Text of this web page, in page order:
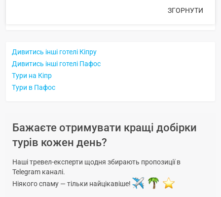
ЗГОРНУТИ
Дивитись інші готелі Кіпру
Дивитись інші готелі Пафос
Тури на Кіпр
Тури в Пафос
Бажаєте отримувати кращі добірки
турів кожен день?
Наші тревел-експерти щодня збирають пропозиції в
Telegram каналі.
Ніякого спаму — тільки найцікавіше!